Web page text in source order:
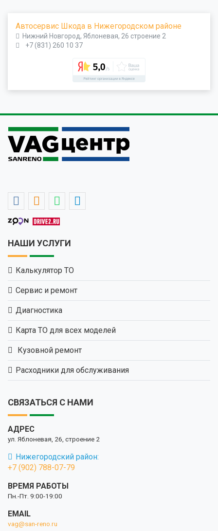
Автосервис Шкода в Нижегородском районе
Нижний Новгород, Яблоневая, 26 строение 2
+7 (831) 260 10 37
НАШИ УСЛУГИ
Калькулятор ТО
Сервис и ремонт
Диагностика
Карта ТО для всех моделей
Кузовной ремонт
Расходники для обслуживания
СВЯЗАТЬСЯ С НАМИ
АДРЕС
ул. Яблоневая, 26, строение 2
Нижегородский район:
+7 (902) 788-07-79
ВРЕМЯ РАБОТЫ
Пн.-Пт. 9:00-19:00
EMAIL
vag@san-reno.ru